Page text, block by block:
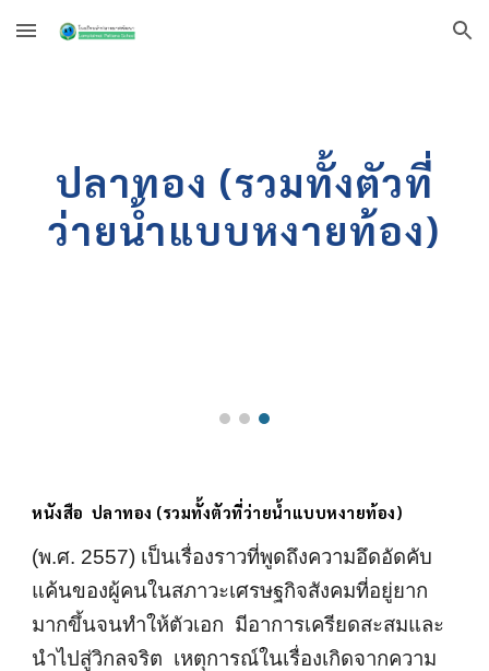
Skip to main content Skip to navigation
ปลาทอง (รวมทั้งตัวที่
ว่ายน้ำแบบหงายท้อง)
หนังสือ ปลาทอง (รวมทั้งตัวที่ว่ายน้ำแบบหงายท้อง)
(พ.ศ. 2557) เป็นเรื่องราวที่พูดถึงความอึดอัดคับ
แค้นของผู้คนในสภาวะเศรษฐกิจสังคมที่อยู่ยาก
มากขึ้นจนทำให้ตัวเอก มีอาการเครียดสะสมและ
นำไปสู่วิกลจริต เหตุการณ์ในเรื่องเกิดจากความ